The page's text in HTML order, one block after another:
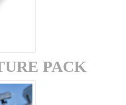
PACK